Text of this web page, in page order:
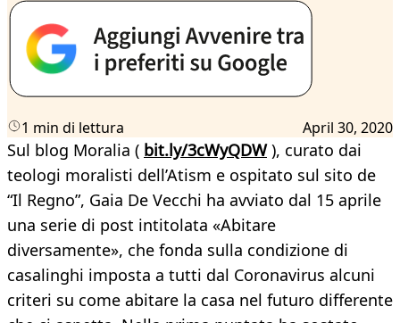
1 min di lettura April 30, 2020
Sul blog Moralia ( bit.ly/3cWyQDW), curato dai
teologi moralisti dell’Atism e ospitato sul sito de
“Il Regno”, Gaia De Vecchi ha avviato dal 15 aprile
una serie di post intitolata «Abitare
diversamente», che fonda sulla condizione di
casalinghi imposta a tutti dal Coronavirus alcuni
criteri su come abitare la casa nel futuro differente